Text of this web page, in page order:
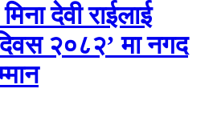
देवी राईलाई
२०८२’ मा नगद